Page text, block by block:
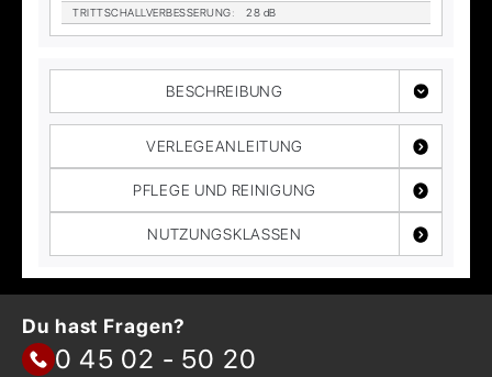
TRITT­SCHALL­VER­BES­SE­RUNG: 28 dB
BESCHREIBUNG
VERLEGEANLEITUNG
PFLEGE UND REINIGUNG
NUTZUNGSKLASSEN
Du hast Fragen?
0 45 02 - 50 20